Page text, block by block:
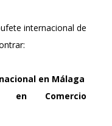
internacional de
en Málaga
en Comercio